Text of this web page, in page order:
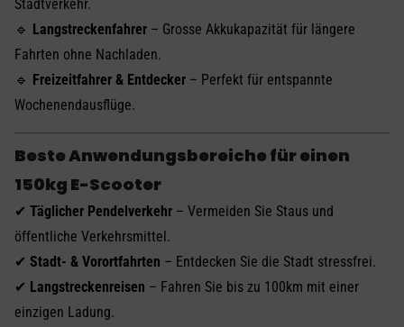
Stadtverkehr.
🔹 Langstreckenfahrer – Grosse Akkukapazität für längere
Fahrten ohne Nachladen.
🔹 Freizeitfahrer & Entdecker – Perfekt für entspannte
Wochenendausflüge.
Beste Anwendungsbereiche für einen
150kg E-Scooter
✔ Täglicher Pendelverkehr – Vermeiden Sie Staus und
öffentliche Verkehrsmittel.
✔ Stadt- & Vorortfahrten – Entdecken Sie die Stadt stressfrei.
✔ Langstreckenreisen – Fahren Sie bis zu 100km mit einer
einzigen Ladung.